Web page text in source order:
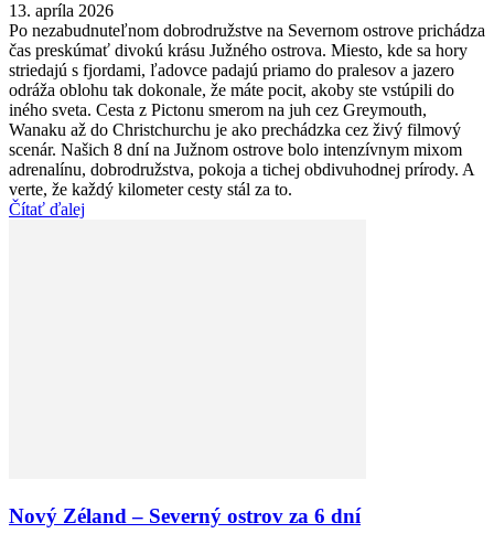
13. apríla 2026
Po nezabudnuteľnom dobrodružstve na Severnom ostrove prichádza
čas preskúmať divokú krásu Južného ostrova. Miesto, kde sa hory
striedajú s fjordami, ľadovce padajú priamo do pralesov a jazero
odráža oblohu tak dokonale, že máte pocit, akoby ste vstúpili do
iného sveta. Cesta z Pictonu smerom na juh cez Greymouth,
Wanaku až do Christchurchu je ako prechádzka cez živý filmový
scenár. Našich 8 dní na Južnom ostrove bolo intenzívnym mixom
adrenalínu, dobrodružstva, pokoja a tichej obdivuhodnej prírody. A
verte, že každý kilometer cesty stál za to.
Čítať ďalej
Nový Zéland – Severný ostrov za 6 dní